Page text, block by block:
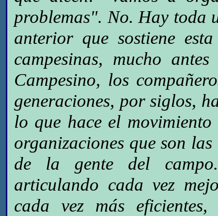
problemas". No. Hay toda
anterior que sostiene
campesinas, mucho
Campesino, los
generaciones, por siglos,
lo que hace el movimiento
organizaciones que son
de la gente del
articulando cada vez
cada vez más